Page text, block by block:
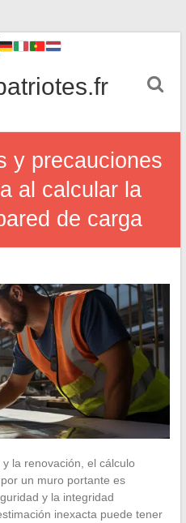
y precauciones
al calcular la
de carga
la renovación, el cálculo
un muro portante es
y la integridad
inexacta puede tener